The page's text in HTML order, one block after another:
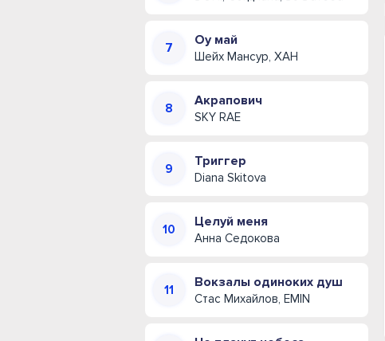
Оу май
Шейх Мансур, ХАН
Акрапович
SKY RAE
Триггер
Diana Skitova
Целуй меня
Анна Седокова
Вокзалы одиноких душ
Стас Михайлов, EMIN